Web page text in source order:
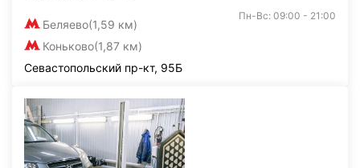
Беляево(1,59 км)
Коньково(1,87 км)
Пн-Вс: 09:00 - 21:00
Севастопольский пр-кт, 95Б